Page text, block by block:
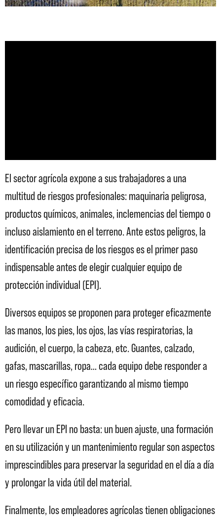
El sector agrícola expone a sus trabajadores a una
multitud de riesgos profesionales: maquinaria peligrosa,
productos químicos, animales, inclemencias del tiempo o
incluso aislamiento en el terreno. Ante estos peligros, la
identificación precisa de los riesgos es el primer paso
indispensable antes de elegir cualquier equipo de
protección individual (EPI).
Diversos equipos se proponen para proteger eficazmente
las manos, los pies, los ojos, las vías respiratorias, la
audición, el cuerpo, la cabeza, etc. Guantes, calzado,
gafas, mascarillas, ropa… cada equipo debe responder a
un riesgo específico garantizando al mismo tiempo
comodidad y eficacia.
Pero llevar un EPI no basta: un buen ajuste, una formación
en su utilización y un mantenimiento regular son aspectos
imprescindibles para preservar la seguridad en el día a día
y prolongar la vida útil del material.
Finalmente, los empleadores agrícolas tienen obligaciones